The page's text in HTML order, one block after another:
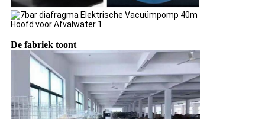
De fabriek toont